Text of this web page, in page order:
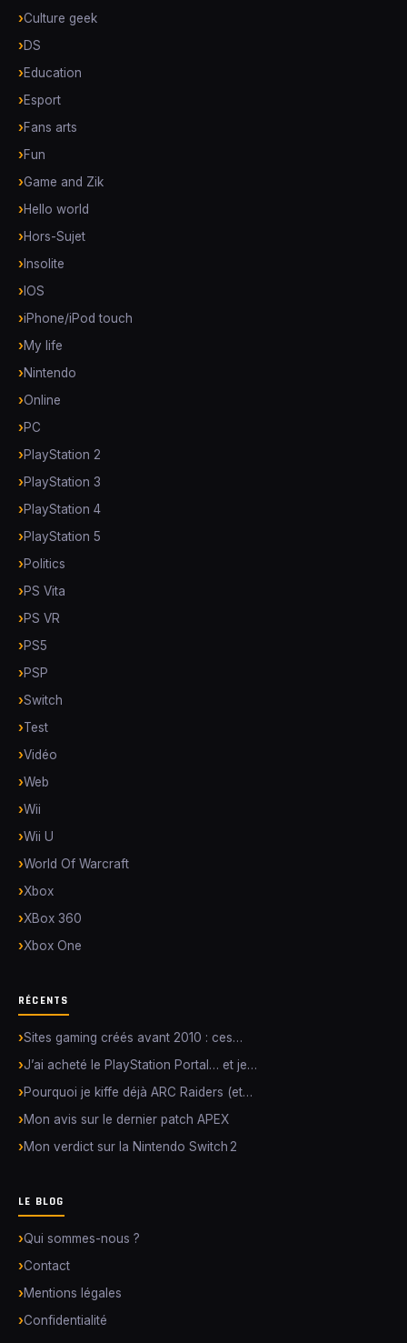
Culture geek
DS
Education
Esport
Fans arts
Fun
Game and Zik
Hello world
Hors-Sujet
Insolite
IOS
iPhone/iPod touch
My life
Nintendo
Online
PC
PlayStation 2
PlayStation 3
PlayStation 4
PlayStation 5
Politics
PS Vita
PS VR
PS5
PSP
Switch
Test
Vidéo
Web
Wii
Wii U
World Of Warcraft
Xbox
XBox 360
Xbox One
RÉCENTS
Sites gaming créés avant 2010 : ces…
J’ai acheté le PlayStation Portal… et je…
Pourquoi je kiffe déjà ARC Raiders (et…
Mon avis sur le dernier patch APEX
Mon verdict sur la Nintendo Switch 2
LE BLOG
Qui sommes-nous ?
Contact
Mentions légales
Confidentialité